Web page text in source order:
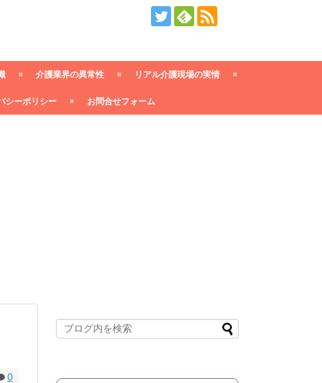
介護業界の異常性 リアル介護現場の実情
シーポリシー お問合せフォーム
0